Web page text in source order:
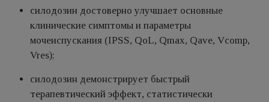
силодозин достоверно улучшает основные
клинические симптомы и параметры
мочеиспускания (IPSS, QoL, Qmax, Qave, Vcomp,
Vres);
силодозин демонстрирует быстрый
терапевтический эффект, статистически